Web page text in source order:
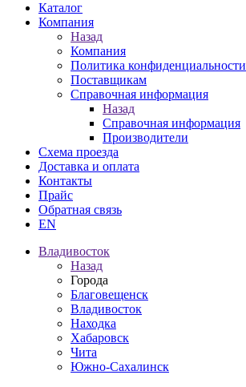
Каталог
Компания
Назад
Компания
Политика конфиденциальности
Поставщикам
Справочная информация
Назад
Справочная информация
Производители
Схема проезда
Доставка и оплата
Контакты
Прайс
Обратная связь
EN
Владивосток
Назад
Города
Благовещенск
Владивосток
Находка
Хабаровск
Чита
Южно-Сахалинск